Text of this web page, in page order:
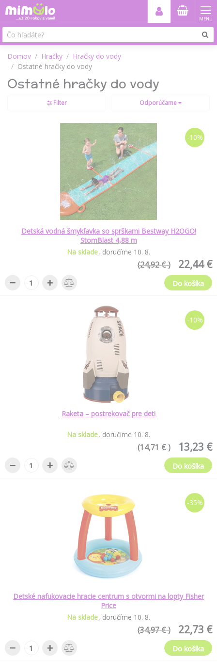
MENU
Domov Hračky
Hračky do vody
Ostatné hračky do vody
Ostatné hračky do vody
Filter Odporúčame
-10%
Detská vodná šmykľavka so sprškami Bestway H2OGO!
StomBlast 4,88 m
Na sklade doručíme 10. 8.
22,44 €
(24,92 € )
− + Do košíka
-10%
Raketa – postrekovač pre deti
Na sklade doručíme 10. 8.
13,23 €
(14,71 € )
− + Do košíka
-35%
Detské nafukovacie hracie centrum s otvormi na lopty Fisher
Price
Na sklade doručíme 10. 8.
22,73 €
(34,97 € )
− + Do košíka